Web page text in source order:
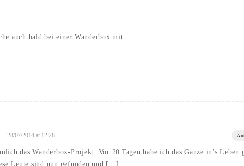
auch bald bei einer Wanderbox mit.
28/07/2014 at 12:28
das Wanderbox-Projekt. Vor 20 Tagen habe ich das Ganze in’s Leben
Leute sind nun gefunden und […]